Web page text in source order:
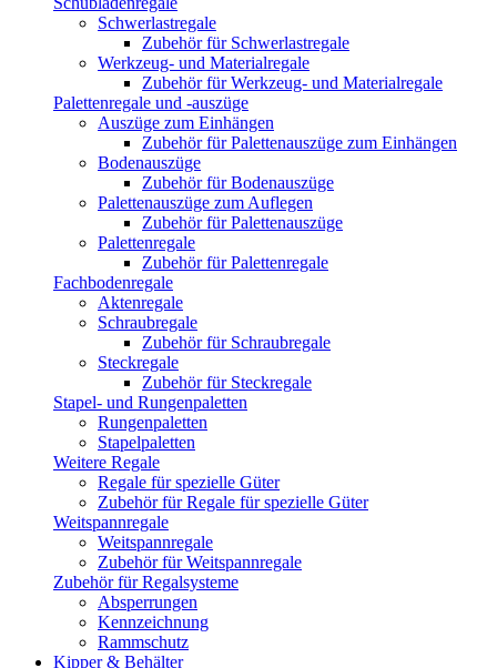
Schwerlastregale
Zubehör für Schwerlastregale
Werkzeug- und Materialregale
Zubehör für Werkzeug- und Materialregale
Palettenregale und -auszüge
Auszüge zum Einhängen
Zubehör für Palettenauszüge zum Einhängen
Bodenauszüge
Zubehör für Bodenauszüge
Palettenauszüge zum Auflegen
Zubehör für Palettenauszüge
Palettenregale
Zubehör für Palettenregale
Fachbodenregale
Aktenregale
Schraubregale
Zubehör für Schraubregale
Steckregale
Zubehör für Steckregale
Stapel- und Rungenpaletten
Rungenpaletten
Stapelpaletten
Weitere Regale
Regale für spezielle Güter
Zubehör für Regale für spezielle Güter
Weitspannregale
Weitspannregale
Zubehör für Weitspannregale
Zubehör für Regalsysteme
Absperrungen
Kennzeichnung
Rammschutz
Kipper & Behälter